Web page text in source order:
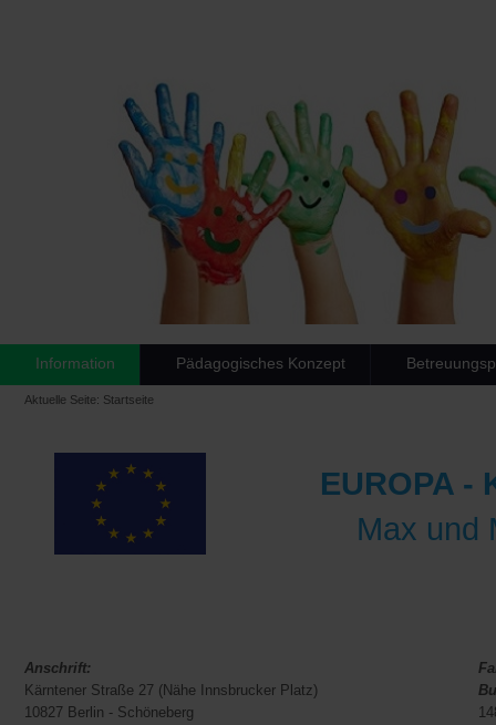
Information Pädagogisches Konzept
Aktuelle Seite: Startseite
EUROPA -
Max und
Anschrift:
Kärntener Straße 27 (Nähe Innsbrucker Platz)
10827 Berlin - Schöneberg